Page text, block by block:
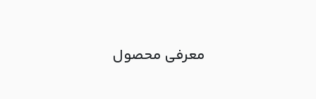
معرفی محصول